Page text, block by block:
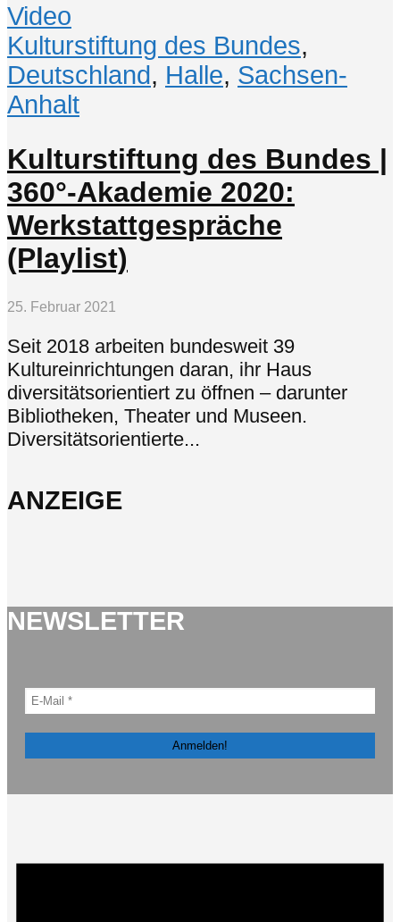
Video
Kulturstiftung des Bundes,
Deutschland, Halle, Sachsen-
Anhalt
Kulturstiftung des Bundes |
360°-Akademie 2020:
Werkstattgespräche
(Playlist)
25. Februar 2021
Seit 2018 arbeiten bundesweit 39
Kultureinrichtungen daran, ihr Haus
diversitätsorientiert zu öffnen – darunter
Bibliotheken, Theater und Museen.
Diversitätsorientierte...
ANZEIGE
NEWSLETTER